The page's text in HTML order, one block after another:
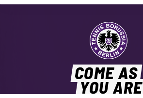
COME AS
YOU ARE